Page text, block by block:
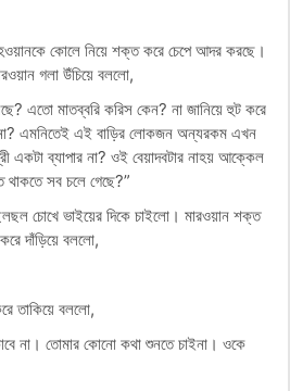
কোলে নিয়ে শক্ত করে চেপে আদর করছে।
গলা উঁচিয়ে বললো,
এতো মাতব্বরি করিস কেন? না জানিয়ে হুট করে
না? এমনিতেই এই বাড়ির লোকজন অন্যরকম এখন
একটা ব্যাপার না? ওই বেয়াদবটার নাহয় আক্কেল
থাকতে সব চলে গেছে?”
চোখে ভাইয়ের দিকে চাইলো। মারওয়ান শক্ত
দাঁড়িয়ে বললো,
তাকিয়ে বললো,
না। তোমার কোনো কথা শুনতে চাইনা। ওকে